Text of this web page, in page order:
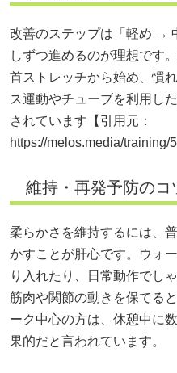
改善のステップは「軽め →
しずつ進めるのが理想です
首ストレッチから始め、慣
ス運動やチューブを利用し
されています【引用元：
https://melos.media/training/
維持・再発予防のコ
柔らかさを維持するには、
かすことが肝心です。ウォ
り入れたり、日常動作でし
筋肉や関節の動きを保てる
ーク中心の方は、休憩中に
果的だと言われています。